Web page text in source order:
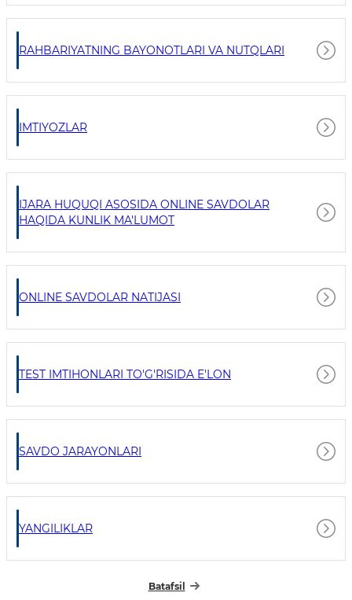
RAHBARIYATNING BAYONOTLARI VA NUTQLARI
IMTIYOZLAR
IJARA HUQUQI ASOSIDA ONLINE SAVDOLAR
HAQIDA KUNLIK MA'LUMOT
ONLINE SAVDOLAR NATIJASI
TEST IMTIHONLARI TO'G'RISIDA E'LON
SAVDO JARAYONLARI
YANGILIKLAR
Batafsil